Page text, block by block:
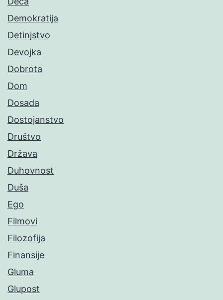
Demokratija
Detinjstvo
Devojka
Dobrota
Dom
Dosada
Dostojanstvo
Društvo
Država
Duhovnost
Duša
Ego
Filmovi
Filozofija
Finansije
Gluma
Glupost